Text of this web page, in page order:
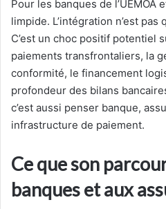
Pour les banques de l’UEMOA
limpide. L’intégration n’est pas
C’est un choc positif potentiel
paiements transfrontaliers, la
conformité, le financement
profondeur des bilans
c’est aussi penser banque,
infrastructure de paiement.
Ce que son
banques et aux